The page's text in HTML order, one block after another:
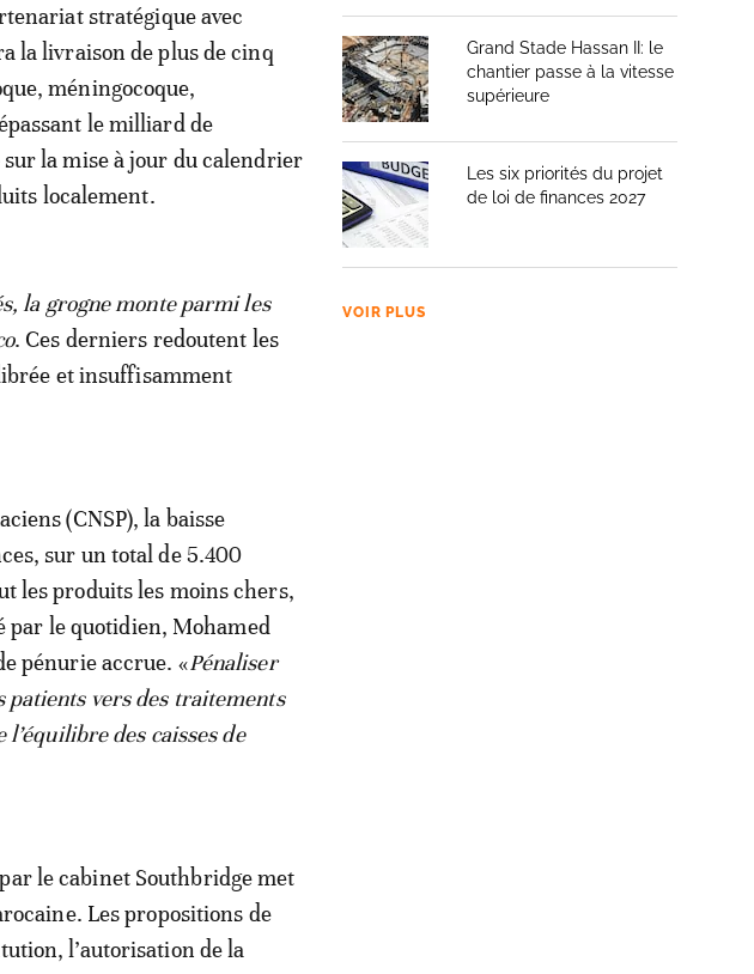
stratégique avec
la livraison de plus de cinq
méningocoque,
le milliard de
la mise à jour du calendrier
localement.
la grogne monte parmi les
. Ces derniers redoutent les
et insuffisamment
(CNSP), la baisse
sur un total de 5.400
les produits les moins chers,
par le quotidien, Mohamed
pénurie accrue. «Pénaliser
patients vers des traitements
des caisses de
le cabinet Southbridge met
Les propositions de
l’autorisation de la
Grand Stade Hassan II: le
chantier passe à la vitesse
supérieure
Les six priorités du projet
de loi de finances 2027
VOIR PLUS